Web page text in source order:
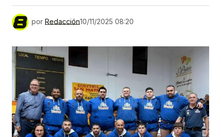
por Redacción10/11/2025 08:20